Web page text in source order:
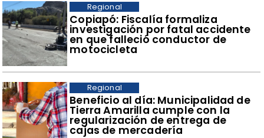
​Copiapó: Fiscalía formaliza
investigación por fatal accidente
en que falleció conductor de
motocicleta
Regional
​Beneficio al día: Municipalidad de
Tierra Amarilla cumple con la
regularización de entrega de
cajas de mercadería
Regional